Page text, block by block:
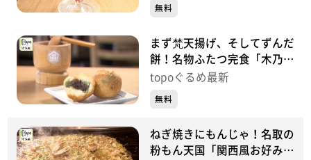
無料
まず梵天揚げ、そしてずんだ
餅！名物ふたつ完食「木乃
幡･別品館」（名取市閖上中
topoぐるめ最新
無料
ねぎ焼きにもんじゃ！名取の
粉もん天国「関西風お好み焼